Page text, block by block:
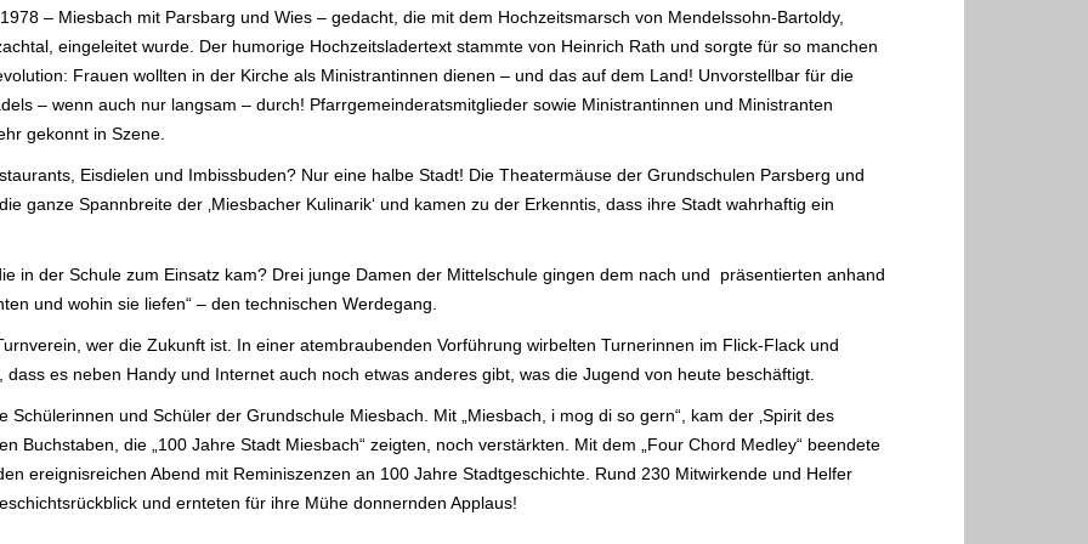
– Miesbach mit Parsbarg und Wies – gedacht, die mit dem Hochzeitsmarsch von Mendelssohn-Bartoldy,
eingeleitet wurde. Der humorige Hochzeitsladertext stammte von Heinrich Rath und sorgte für so manchen
Frauen wollten in der Kirche als Ministrantinnen dienen – und das auf dem Land! Unvorstellbar für die
– wenn auch nur langsam – durch! Pfarrgemeinderatsmitglieder sowie Ministrantinnen und Ministranten
gekonnt in Szene.
Eisdielen und Imbissbuden? Nur eine halbe Stadt! Die Theatermäuse der Grundschulen Parsberg und
ganze Spannbreite der ‚Miesbacher Kulinarik‘ und kamen zu der Erkenntis, dass ihre Stadt wahrhaftig ein
in der Schule zum Einsatz kam? Drei junge Damen der Mittelschule gingen dem nach und präsentierten anhand
und wohin sie liefen“ – den technischen Werdegang.
wer die Zukunft ist. In einer atembraubenden Vorführung wirbelten Turnerinnen im Flick-Flack und
es neben Handy und Internet auch noch etwas anderes gibt, was die Jugend von heute beschäftigt.
und Schüler der Grundschule Miesbach. Mit „Miesbach, i mog di so gern“, kam der ‚Spirit des
Buchstaben, die „100 Jahre Stadt Miesbach“ zeigten, noch verstärkten. Mit dem „Four Chord Medley“ beendete
ereignisreichen Abend mit Reminiszenzen an 100 Jahre Stadtgeschichte. Rund 230 Mitwirkende und Helfer
und ernteten für ihre Mühe donnernden Applaus!